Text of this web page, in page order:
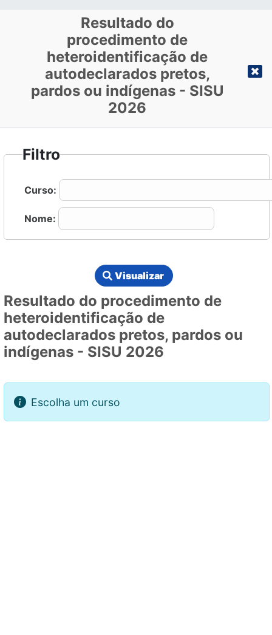
Resultado do
procedimento de
heteroidentificação de
autodeclarados pretos,
pardos ou indígenas - SISU
2026
Filtro
Curso:
Nome:
Visualizar
Resultado do procedimento de
heteroidentificação de
autodeclarados pretos, pardos ou
indígenas - SISU 2026
Escolha um curso